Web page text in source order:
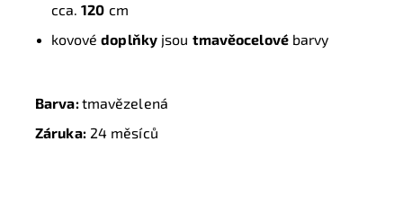
cca.120 cm
kovovédoplňky jsou tmavěocelovébarvy
Barva:tmavězelená
Záruka:24 měsíců